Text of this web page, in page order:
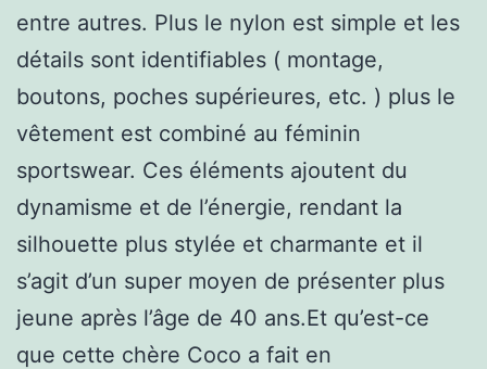
entre autres. Plus le nylon est simple et les
détails sont identifiables ( montage,
boutons, poches supérieures, etc. ) plus le
vêtement est combiné au féminin
sportswear. Ces éléments ajoutent du
dynamisme et de l’énergie, rendant la
silhouette plus stylée et charmante et il
s’agit d’un super moyen de présenter plus
jeune après l’âge de 40 ans.Et qu’est-ce
que cette chère Coco a fait en